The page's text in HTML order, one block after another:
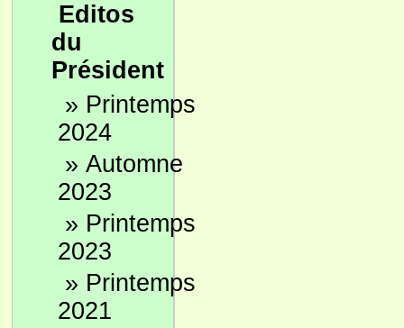
Editos
du
Président
» Printemps
2024
» Automne
2023
» Printemps
2023
» Printemps
2021